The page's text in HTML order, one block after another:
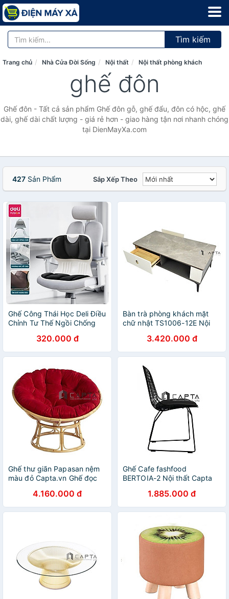
Tìm kiếm
Trang chủ Nhà Cửa Đời Sống Nội thất Nội thất phòng khách
ghế đôn
Ghế đôn - Tất cả sản phẩm Ghế đôn gỗ, ghế đẩu, đôn có hộc, ghế
dài, ghế dài chất lượng - giá rẻ hơn - giao hàng tận nơi nhanh chóng
tại DienMayXa.com
427 Sản Phẩm Sắp Xếp Theo
Ghế Công Thái Học Deli Điều
Chỉnh Tư Thế Ngồi Chống
Chỉnh Dáng Cho Bé, Mẹ Bầu,
Văn Phòng
320.000 đ
Bàn trà phòng khách mặt
chữ nhật TS1006-12E Nội
mặt đá ceramic xám vân
mây nhám khung bàn MDF
chân bàn sắt sơn tĩnh điện
màu đen hcm
3.420.000 đ
Ghế thư giãn Papasan nệm
màu đỏ Capta.vn Ghế đọc
đỏ D1004.160.000 đ
Ghế Cafe fashfood
BERTOIA-2 Nội thất Capta
sơn tĩnh điện chân thấp có
nệm ngồi bọc da pvc màu
đen
1.885.000 đ